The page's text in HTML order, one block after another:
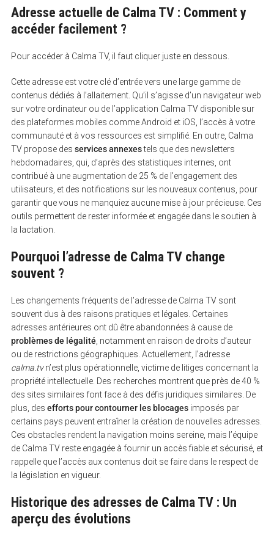
Adresse actuelle de Calma TV : Comment y
accéder facilement ?
Pour accéder à Calma TV, il faut cliquer juste en dessous.
Cette adresse est votre clé d’entrée vers une large gamme de
contenus dédiés à l’allaitement. Qu’il s’agisse d’un navigateur web
sur votre ordinateur ou de l’application Calma TV disponible sur
des plateformes mobiles comme Android et iOS, l’accès à votre
communauté et à vos ressources est simplifié. En outre, Calma
TV propose des services annexestels que des newsletters
hebdomadaires, qui, d’après des statistiques internes, ont
contribué à une augmentation de 25 % de l’engagement des
utilisateurs, et des notifications sur les nouveaux contenus, pour
garantir que vous ne manquiez aucune mise à jour précieuse. Ces
outils permettent de rester informée et engagée dans le soutien à
la lactation.
Pourquoi l’adresse de Calma TV change
souvent ?
Les changements fréquents de l’adresse de Calma TV sont
souvent dus à des raisons pratiques et légales. Certaines
adresses antérieures ont dû être abandonnées à cause de
problèmes de légalité , notamment en raison de droits d’auteur
ou de restrictions géographiques. Actuellement, l’adresse
calma.tvn’est plus opérationnelle, victime de litiges concernant la
propriété intellectuelle. Des recherches montrent que près de 40 %
des sites similaires font face à des défis juridiques similaires. De
plus, des efforts pour contourner les blocagesimposés par
certains pays peuvent entraîner la création de nouvelles adresses.
Ces obstacles rendent la navigation moins sereine, mais l’équipe
de Calma TV reste engagée à fournir un accès fiable et sécurisé, et
rappelle que l’accès aux contenus doit se faire dans le respect de
la législation en vigueur.
Historique des adresses de Calma TV : Un
aperçu des évolutions